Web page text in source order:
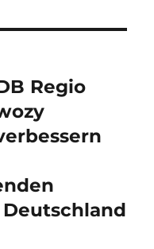
Regio